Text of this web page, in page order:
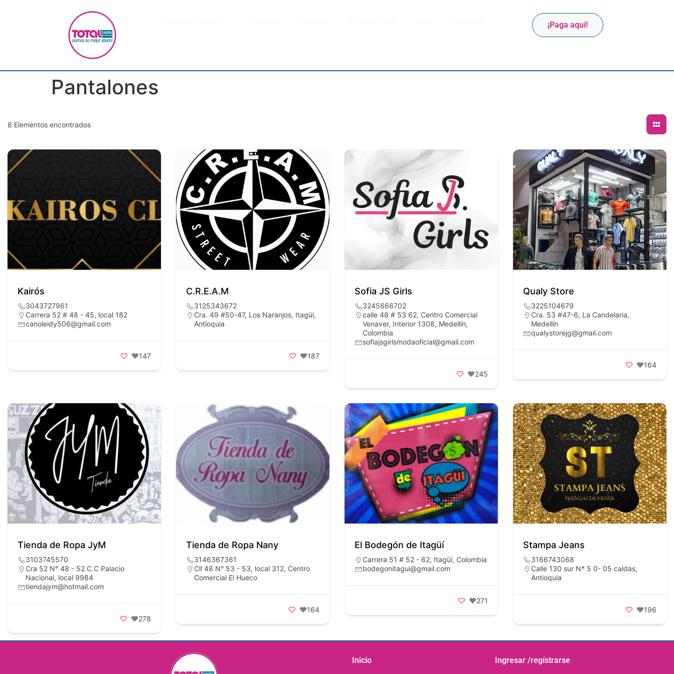
¡Paga aquí!
Pantalones
8 Elementos encontrados
Kairós
3043727961
Carrera 52 # 48 - 45, local 182
canoleidy506@gmail.com
147
C.R.E.A.M
3125343672
Cra. 49 #50-47, Los Naranjos, Itagüi,
Antioquia
187
Sofia JS Girls
3245666702
calle 48 # 53 62, Centro Comercial
Venaver, Interior 1308, Medellín,
Colombia
sofiajsgirlsmodaoficial@gmail.com
245
Qualy Store
3225104679
Cra. 53 #47-6, La Candelaria,
Medellín
qualystorejg@gmail.com
164
Tienda de Ropa JyM
3103745570
Cra 52 N° 48 - 52 C.C Palacio
Nacional, local 9984
tiendajym@hotmail.com
278
Tienda de Ropa Nany
3146367361
Cll 48 N° 53 - 53, local 312, Centro
Comercial El Hueco
164
El Bodegón de Itagüí
Carrera 51 # 52 - 62, Itagüí, Colombia
bodegonitagui@gmail.com
271
Stampa Jeans
3166743068
Calle 130 sur N* 5 0- 05 caldas,
Antioquia
196
Inicio
Ingresar /regístrarse